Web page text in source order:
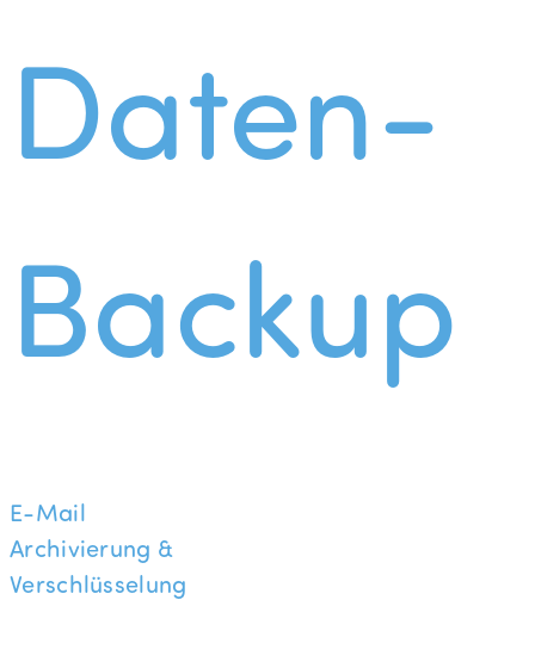
Daten-
Backup
E-Mail
Archivierung &
Verschlüsselung